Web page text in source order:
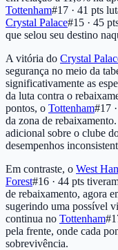
Tottenham#17 · 41 pts
Crystal Palace#15 · 45
que selou seu destino
A vitória do Crystal
segurança no meio da
significativamente as
da luta contra o
pontos, o Tottenham#17
da zona de
adicional sobre o clube
desempenhos
Em contraste, o West
Forest#16 · 44 pts
de rebaixamento, agora
sugerindo uma possível
continua no Tottenham
pela frente, onde cada
sobrevivência.